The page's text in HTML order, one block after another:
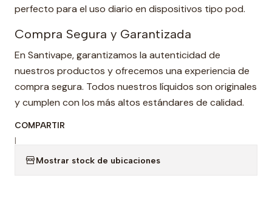
perfecto para el uso diario en dispositivos tipo pod.
Compra Segura y Garantizada
En Santivape, garantizamos la autenticidad de
nuestros productos y ofrecemos una experiencia de
compra segura. Todos nuestros líquidos son originales
y cumplen con los más altos estándares de calidad.
COMPARTIR
|
Mostrar stock de ubicaciones